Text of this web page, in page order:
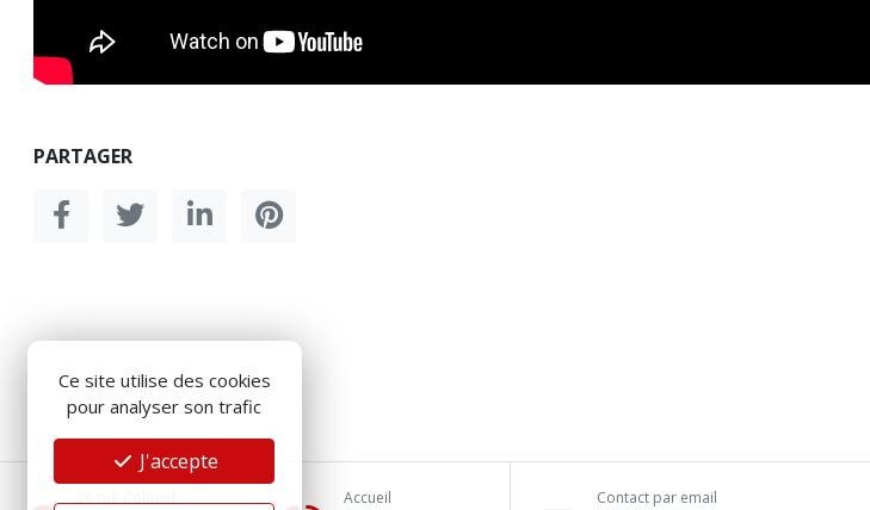
PARTAGER
Accueil Contact par email
Ce site utilise des cookies
pour analyser son trafic
J'accepte